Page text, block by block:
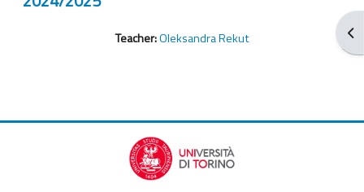
Teacher:Oleksandra Rekut